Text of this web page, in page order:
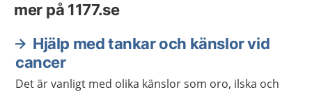
mer på 1177.se
Hjälp med tankar och känslor vid
cancer
Det är vanligt med olika känslor som oro, ilska och